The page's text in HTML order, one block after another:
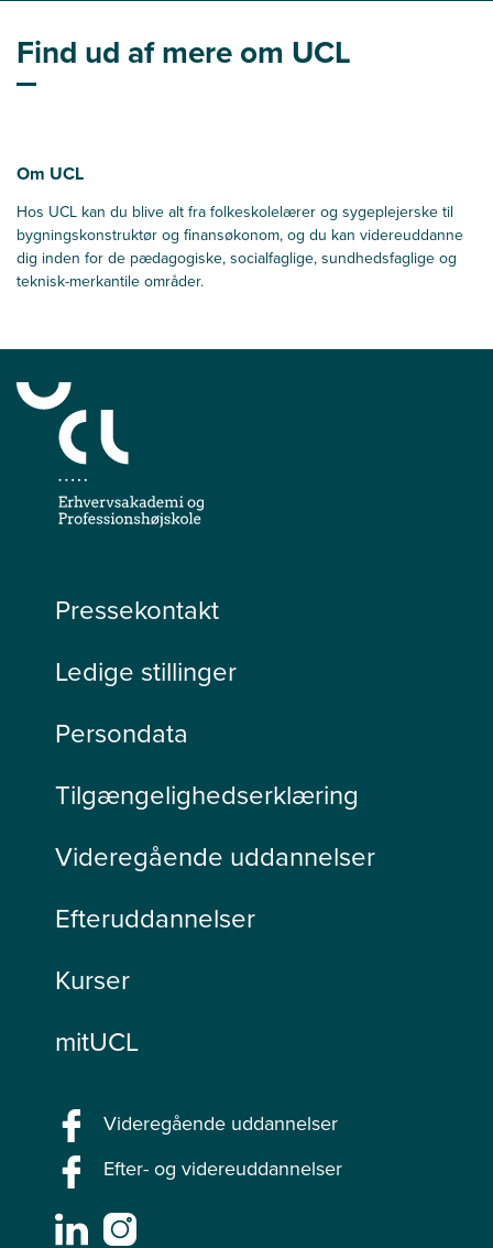
Find ud af mere om UCL
Om UCL
Hos UCL kan du blive alt fra folkeskolelærer og sygeplejerske til
bygningskonstruktør og finansøkonom, og du kan videreuddanne
dig inden for de pædagogiske, socialfaglige, sundhedsfaglige og
teknisk-merkantile områder.
Pressekontakt
Ledige stillinger
Persondata
Tilgængelighedserklæring
Videregående uddannelser
Efteruddannelser
Kurser
mitUCL
Videregående uddannelser
Efter- og videreuddannelser